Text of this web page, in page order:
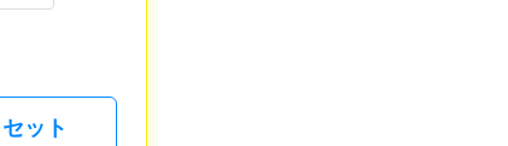
ット